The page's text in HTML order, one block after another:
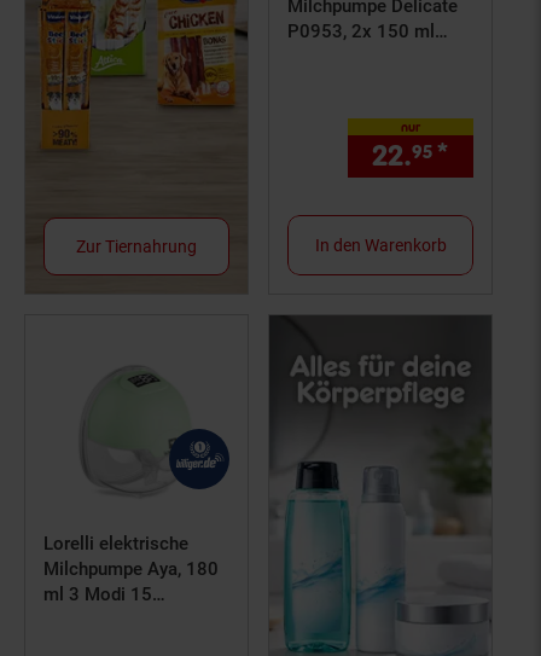
Zur Tiernahrung
Milchpumpe Delicate
P0953, 2x 150 ml
nur
22.95 *
In den Warenkorb
Lorelli elektrische
Milchpumpe Aya, 180
ml 3 Modi 15